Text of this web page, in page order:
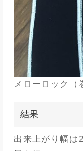
メローロック
結果
出来上がり幅は